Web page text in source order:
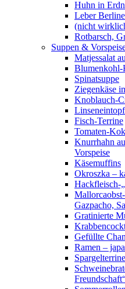
Huhn in
Leber
(nicht
Rotbarsch,
Suppen &
Matjessalat
Blumenkohl-
Spinatsuppe
Ziegenkäse
Knoblauch-
Fisch-Terrine
Tomaten-
Knurrhahn
Vorspeise
Käsemuffins
Okroszka –
Hackfleisch-
Gazpacho,
Gratinierte
Gefüllte
Ramen –